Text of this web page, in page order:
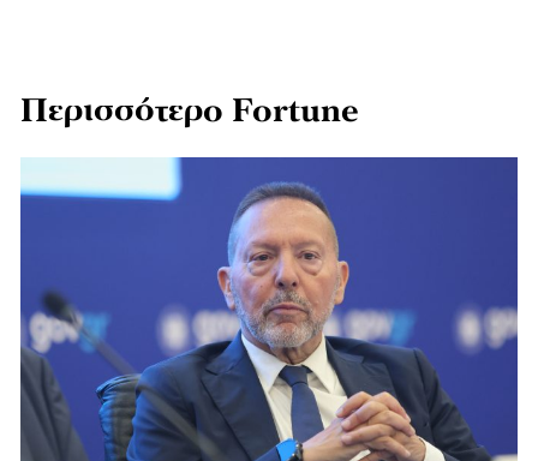
Περισσότερο Fortune